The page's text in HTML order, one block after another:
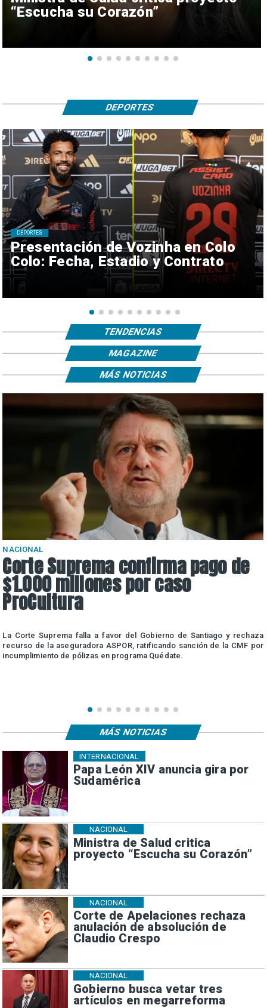
“Escucha su Corazón”
Presentación de Vozinha en Colo
Colo: Fecha, Estadio y Contrato
DEPORTES
DEPORTES
TENDENCIAS
MAGAZINE
NACIONAL
Corte Suprema confirma pago de
$1.000 millones por caso
ProCultura
La Corte Suprema falla a favor del Gobierno de Santiago y rechaza
recurso de la aseguradora ASPOR, ratificando sanción de la CMF por
incumplimiento de pólizas en programa Quédate.
MÁS NOTICIAS
Papa León XIV anuncia gira por
Sudamérica
INTERNACIONAL
Ministra de Salud critica
proyecto “Escucha su Corazón”
NACIONAL
Corte de Apelaciones rechaza
anulación de absolución de
Claudio Crespo
NACIONAL
Gobierno busca vetar tres
artículos en megarreforma
NACIONAL
MÁS NOTICIAS